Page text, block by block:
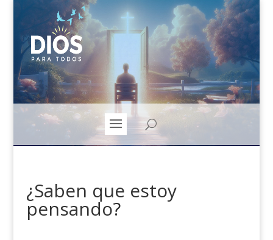
¿Saben que estoy
pensando?